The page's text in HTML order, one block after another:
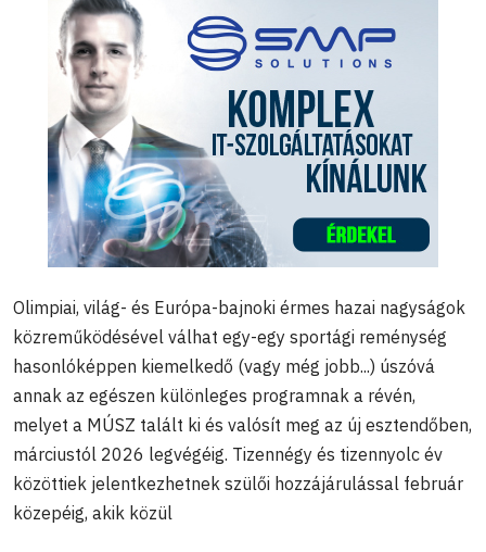
Olimpiai, világ- és Európa-bajnoki érmes hazai nagyságok
közreműködésével válhat egy-egy sportági reménység
hasonlóképpen kiemelkedő (vagy még jobb...) úszóvá
annak az egészen különleges programnak a révén,
melyet a MÚSZ talált ki és valósít meg az új esztendőben,
márciustól 2026 legvégéig. Tizennégy és tizennyolc év
közöttiek jelentkezhetnek szülői hozzájárulással február
közepéig, akik közül